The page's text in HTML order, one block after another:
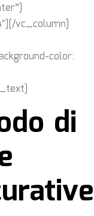
vc_column]
color:
di